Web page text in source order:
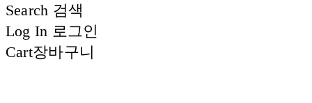
Search 검색
Log In 로그인
Cart장바구니